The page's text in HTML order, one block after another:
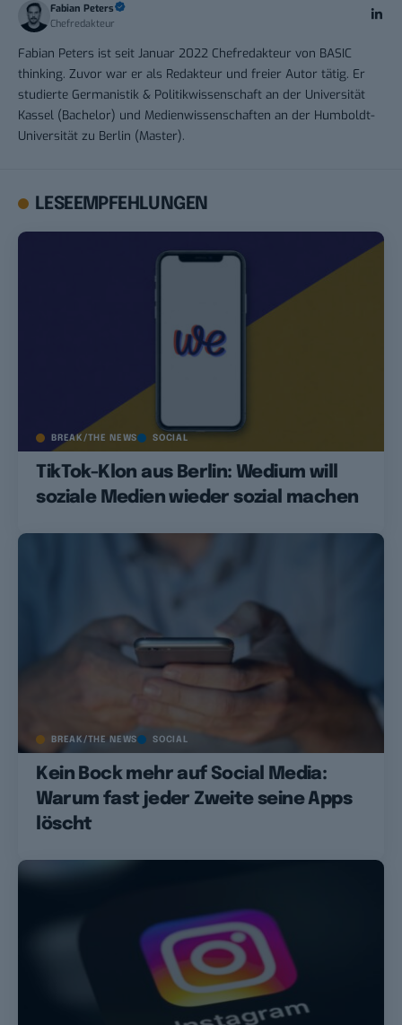
Fabian Peters
Chefredakteur
Fabian Peters ist seit Januar 2022 Chefredakteur von BASIC
thinking. Zuvor war er als Redakteur und freier Autor tätig. Er
studierte Germanistik & Politikwissenschaft an der Universität
Kassel (Bachelor) und Medienwissenschaften an der Humboldt-
Universität zu Berlin (Master).
LESEEMPFEHLUNGEN
BREAK/THE NEWS SOCIAL
TikTok-Klon aus Berlin: Wedium will
soziale Medien wieder sozial machen
BREAK/THE NEWS SOCIAL
Kein Bock mehr auf Social Media:
Warum fast jeder Zweite seine Apps
löscht